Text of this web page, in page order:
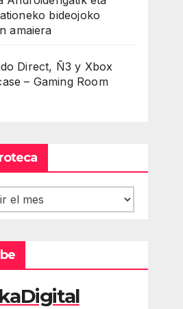
bideojoko
amaiera
Direct, Ñ3 y Xbox
– Gaming Room